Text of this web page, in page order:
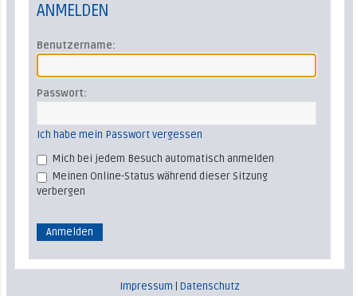
ANMELDEN
Benutzername:
Passwort:
Ich habe mein Passwort vergessen
Mich bei jedem Besuch automatisch anmelden
Meinen Online-Status während dieser Sitzung
verbergen
Impressum |Datenschutz